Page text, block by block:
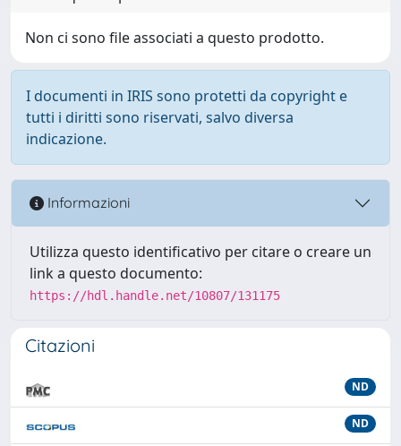
Non ci sono file associati a questo prodotto.
I documenti in IRIS sono protetti da copyright e
tutti i diritti sono riservati, salvo diversa
indicazione.
Informazioni
Utilizza questo identificativo per citare o creare un
link a questo documento:
https://hdl.handle.net/10807/131175
Citazioni
ND
ND